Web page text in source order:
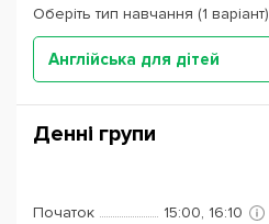
Оберіть тип навчання (1 варіант)
Англійська для дітей
Денні групи
Початок
15:00, 16:10